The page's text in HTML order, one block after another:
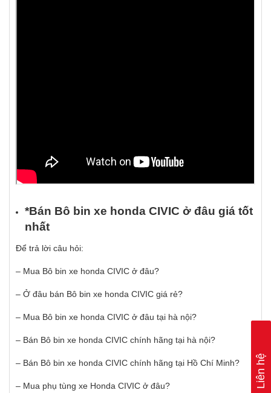
*Bán Bô bin xe honda CIVIC ở đâu giá tốt
nhất
Để trả lời câu hỏi:
– Mua Bô bin xe honda CIVIC ở đâu?
– Ở đâu bán Bô bin xe honda CIVIC giá rẻ?
– Mua Bô bin xe honda CIVIC ở đâu tại hà nội?
– Bán Bô bin xe honda CIVIC chính hãng tại hà nội?
– Bán Bô bin xe honda CIVIC chính hãng tại Hồ Chí Minh?
– Mua phụ tùng xe Honda CIVIC ở đâu? Liên hệ